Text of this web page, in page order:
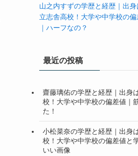
山之内すずの学歴と経歴｜出身
立志舎高校！大学や中学校の
｜ハーフなの？
最近の投稿
齋藤璃佑の学歴と経歴｜出身
校！大学や中学校の偏差値｜
た！
小松菜奈の学歴と経歴｜出身
校！大学や中学校の偏差値と
いい画像